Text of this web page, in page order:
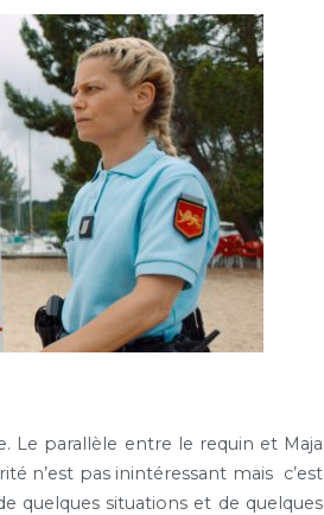
Le parallèle entre le requin et Maja
n’est pas inintéressant mais c’est
quelques situations et de quelques